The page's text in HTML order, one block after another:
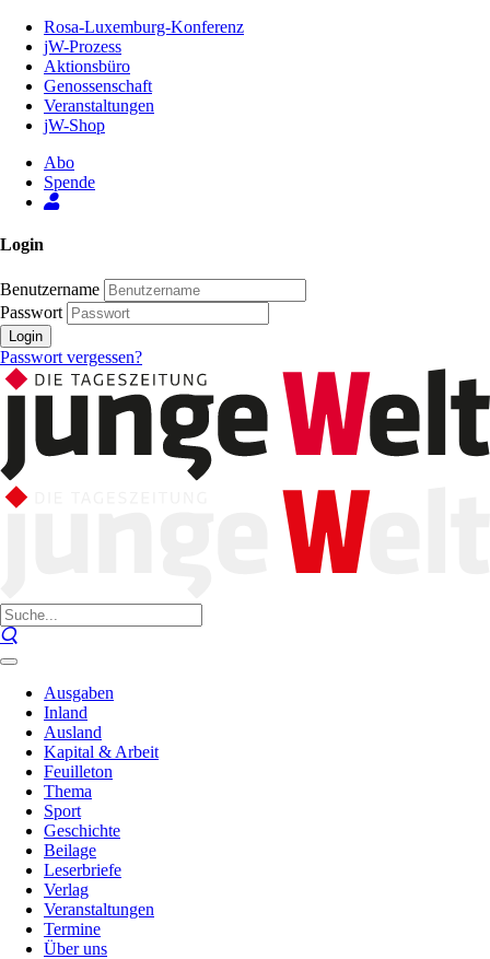
Inhalt
Seite
Rosa-Luxemburg-Konferenz
jW-Prozess
Aktionsbüro
Genossenschaft
Veranstaltungen
jW-Shop
Abo
Spende
Login
Benutzername
Passwort
Login
Passwort vergessen?
Ausgaben
Inland
Ausland
Kapital & Arbeit
Feuilleton
Thema
Sport
Geschichte
Beilage
Leserbriefe
Verlag
Veranstaltungen
Termine
Über uns